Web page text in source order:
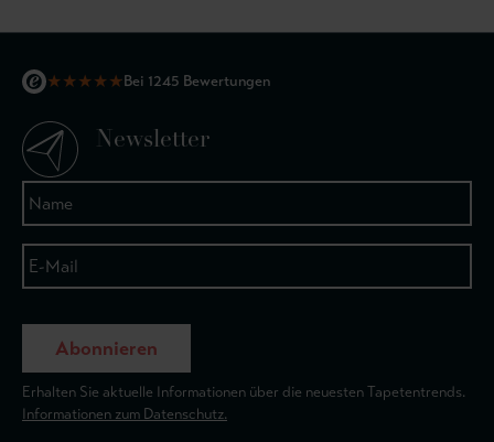
★★★★★Bei 1245 Bewertungen
Newsletter
Abonnieren
Erhalten Sie aktuelle Informationen über die neuesten Tapetentrends.
Informationen zum Datenschutz.